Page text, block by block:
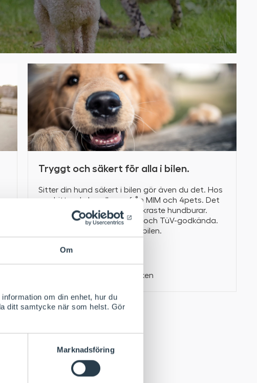
Om
om din enhet, hur du
ditt samtycke när som helst. Gör
Marknadsföring
Tryggt och säkert för alla i bilen.
Sitter din hund säkert i bilen gör även du det. Hos
oss hittar du hundburar från MIM och 4pets. Det
är några av marknadens säkraste hundburar.
Givetvis är de krocktestade och TüV-godkända.
Det är en trygghet för alla i bilen.
Läs om våra varumärken